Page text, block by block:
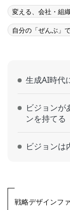
変える、会社・組
自分の「ぜんぶ」
生成AI時代
ビジョンが
ンを持てる
ビジョンは
戦略デザインフ